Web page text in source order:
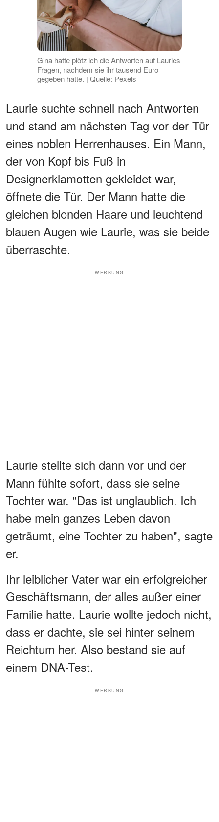
Gina hatte plötzlich die Antworten auf Lauries
Fragen, nachdem sie ihr tausend Euro
gegeben hatte. | Quelle: Pexels
Laurie suchte schnell nach Antworten
und stand am nächsten Tag vor der Tür
eines noblen Herrenhauses. Ein Mann,
der von Kopf bis Fuß in
Designerklamotten gekleidet war,
öffnete die Tür. Der Mann hatte die
gleichen blonden Haare und leuchtend
blauen Augen wie Laurie, was sie beide
überraschte.
WERBUNG
Laurie stellte sich dann vor und der
Mann fühlte sofort, dass sie seine
Tochter war. "Das ist unglaublich. Ich
habe mein ganzes Leben davon
geträumt, eine Tochter zu haben", sagte
er.
Ihr leiblicher Vater war ein erfolgreicher
Geschäftsmann, der alles außer einer
Familie hatte. Laurie wollte jedoch nicht,
dass er dachte, sie sei hinter seinem
Reichtum her. Also bestand sie auf
einem DNA-Test.
WERBUNG